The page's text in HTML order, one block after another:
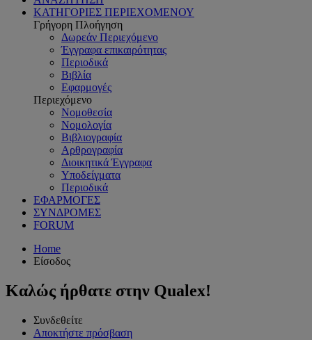
ΚΑΤΗΓΟΡΙΕΣ ΠΕΡΙΕΧΟΜΕΝΟΥ
Γρήγορη Πλοήγηση
Δωρεάν Περιεχόμενο
Έγγραφα επικαιρότητας
Περιοδικά
Βιβλία
Εφαρμογές
Περιεχόμενο
Νομοθεσία
Νομολογία
Βιβλιογραφία
Αρθρογραφία
Διοικητικά Έγγραφα
Υποδείγματα
Περιοδικά
ΕΦΑΡΜΟΓΕΣ
ΣΥΝΔΡΟΜΕΣ
FORUM
Home
Είσοδος
Καλώς ήρθατε στην Qualex!
Συνδεθείτε
Αποκτήστε πρόσβαση